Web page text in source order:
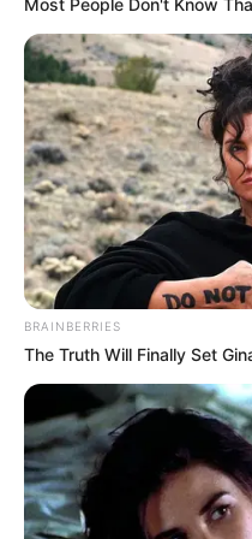
ΥΒΡΙΣ ΑΤΙΣ ΝΕΜΕΣΙΣ ΤΙΣΙΣ. Η
ΕΛΛΗΝΙΚΗ ΗΘΙΚΗ.
BRAINBERRIES
The Truth Will Finally Set